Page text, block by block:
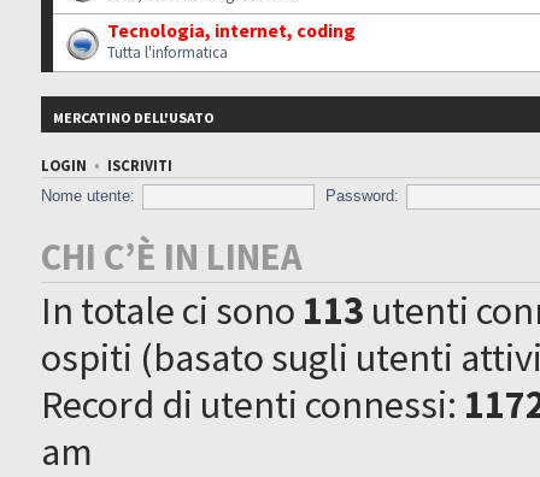
Tecnologia, internet, coding
Tutta l'informatica
MERCATINO DELL'USATO
LOGIN • ISCRIVITI
Nome utente:
Password:
CHI C’È IN LINEA
In totale ci sono 113 utenti
ospiti (basato sugli utenti
Record di utenti connessi:
am